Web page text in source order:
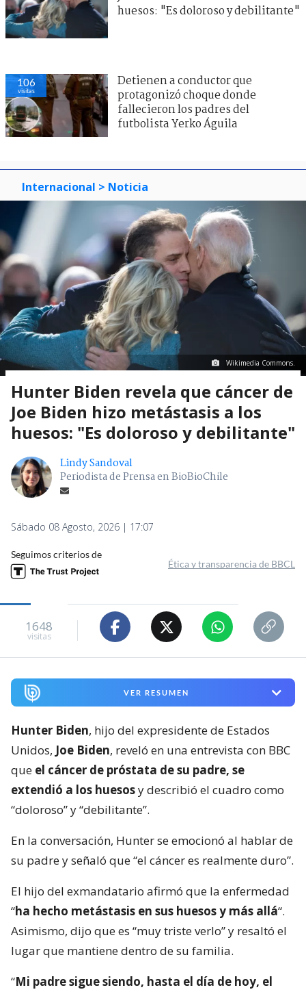
huesos: "Es doloroso y debilitante"
106
visitas
Detienen a conductor que
protagonizó choque donde
fallecieron los padres del
futbolista Yerko Águila
Internacional > Noticia
Wikimedia Commons.
Hunter Biden revela que cáncer de
Joe Biden hizo metástasis a los
huesos: "Es doloroso y debilitante"
Lindy Sandoval
Periodista de Prensa en BioBioChile
Sábado 08 Agosto, 2026 | 17:07
Seguimos criterios de
Ética y transparencia de BBCL
1648
visitas
VER RESUMEN
Hunter Biden, hijo del expresidente de Estados
Unidos, Joe Biden, reveló en una entrevista con BBC
que el cáncer de próstata de su padre, se
extendió a los huesosy describió el cuadro como
“doloroso” y “debilitante”.
En la conversación, Hunter se emocionó al hablar de
su padre y señaló que “el cáncer es realmente duro”.
El hijo del exmandatario afirmó que la enfermedad
“ha hecho metástasis en sus huesos y más allá“.
Asimismo, dijo que es “muy triste verlo” y resaltó el
lugar que mantiene dentro de su familia.
“Mi padre sigue siendo, hasta el día de hoy, el